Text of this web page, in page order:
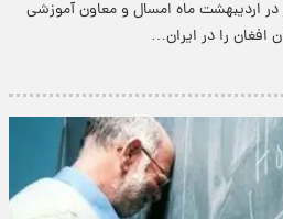
اردیبهشت ماه امسال و معاون آموزشی
افغان را در ایران…